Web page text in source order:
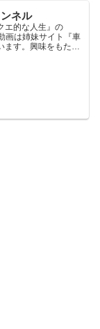
ネル
エ的な人生』の
画は姉妹サイト『車
す。興味をもたれ